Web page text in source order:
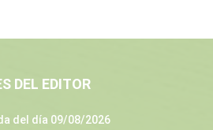
DEL EDITOR
del día 09/08/2026